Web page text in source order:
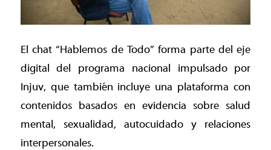
El chat “Hablemos de Todo” forma parte del eje
digital del programa nacional impulsado por
Injuv, que también incluye una plataforma con
contenidos basados en evidencia sobre salud
mental, sexualidad, autocuidado y relaciones
interpersonales.